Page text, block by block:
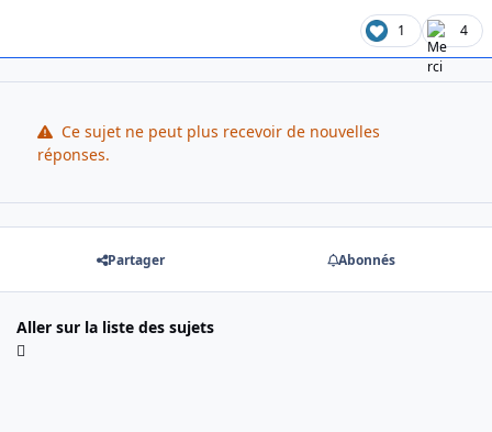
1 4
Ce sujet ne peut plus recevoir de nouvelles
réponses.
Partager Abonnés
Aller sur la liste des sujets